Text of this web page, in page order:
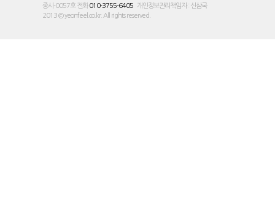
종시-0057호 전화010-3755-6405
개인정보관리책임자 : 신삼국
2013 © yeonfeel.co.kr. All rights reserved.